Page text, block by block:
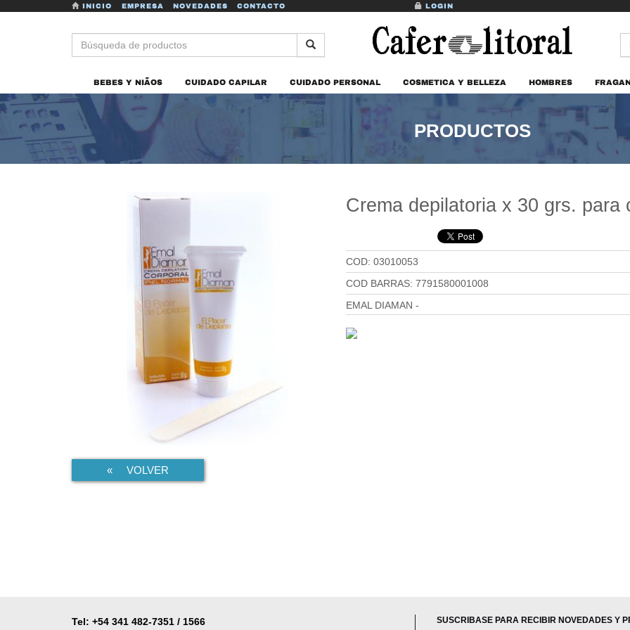
INICIO EMPRESA NOVEDADES CONTACTO LOGIN
BEBES Y NIÃOS CUIDADO CAPILAR CUIDADO PERSONAL COSMETICA Y BELLEZA HOMBRES
PRODUCTOS
« VOLVER
Crema depilatoria x 30 grs. para
COD: 03010053
COD BARRAS: 7791580001008
EMAL DIAMAN -
Tel: +54 341 482-7351 / 1566 SUSCRIBASE PARA RECIBIR NOVEDADES Y